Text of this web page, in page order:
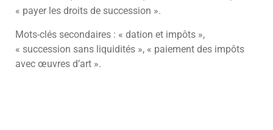
« payer les droits de succession ».
Mots-clés secondaires : « dation et impôts »,
« succession sans liquidités », « paiement des impôts
avec œuvres d’art ».